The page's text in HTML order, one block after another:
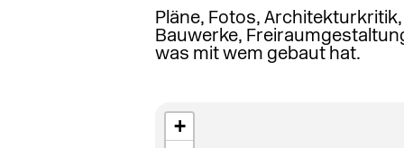
Pläne, Fotos,
Bauwerke,
was mit wem gebaut hat.
+